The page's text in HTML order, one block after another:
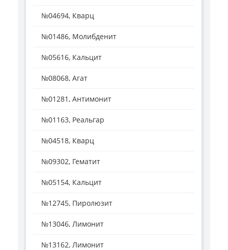
№04694, Кварц
№01486, Молибденит
№05616, Кальцит
№08068, Агат
№01281, Антимонит
№01163, Реальгар
№04518, Кварц
№09302, Гематит
№05154, Кальцит
№12745, Пиролюзит
№13046, Лимонит
№13162, Лимонит